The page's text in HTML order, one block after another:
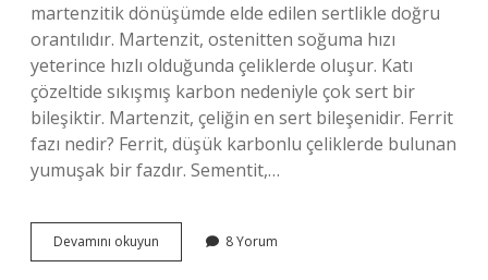
martenzitik dönüşümde elde edilen sertlikle doğru
orantılıdır. Martenzit, ostenitten soğuma hızı
yeterince hızlı olduğunda çeliklerde oluşur. Katı
çözeltide sıkışmış karbon nedeniyle çok sert bir
bileşiktir. Martenzit, çeliğin en sert bileşenidir. Ferrit
fazı nedir? Ferrit, düşük karbonlu çeliklerde bulunan
yumuşak bir fazdır. Sementit,…
Devamını okuyun Çeliklerde
En
8 Yorum